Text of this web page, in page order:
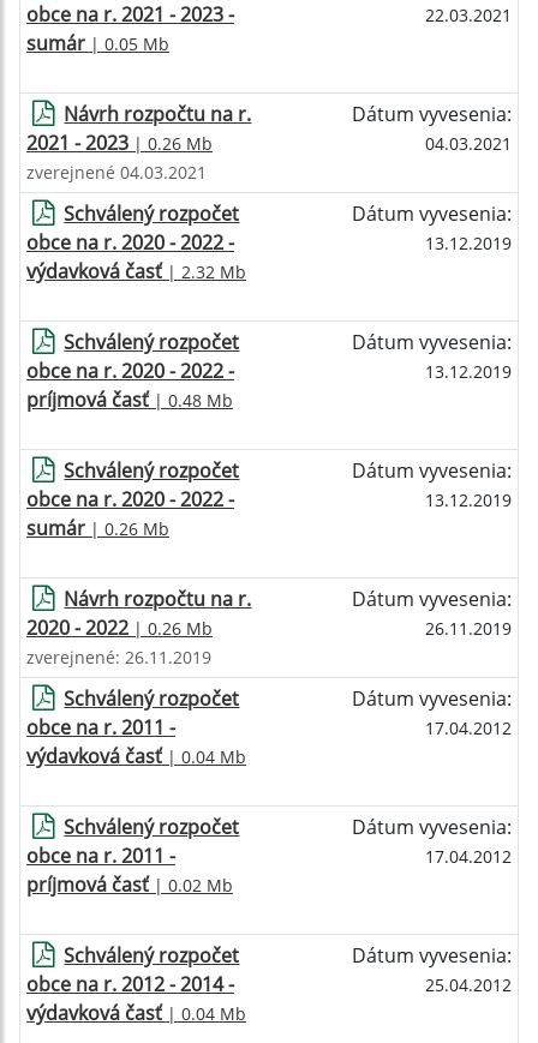
obce na r. 2021 - 2023 -
sumár | 0.05 Mb
22.03.2021
Návrh rozpočtu na r.
2021 - 2023 | 0.26 Mb
Dátum vyvesenia:
04.03.2021
zverejnené 04.03.2021
Schválený rozpočet
obce na r. 2020 - 2022 -
výdavková časť| 2.32 Mb
Dátum vyvesenia:
13.12.2019
Schválený rozpočet
obce na r. 2020 - 2022 -
príjmová časť| 0.48 Mb
Dátum vyvesenia:
13.12.2019
Schválený rozpočet
obce na r. 2020 - 2022 -
sumár | 0.26 Mb
Dátum vyvesenia:
13.12.2019
Návrh rozpočtu na r.
2020 - 2022 | 0.26 Mb
Dátum vyvesenia:
26.11.2019
zverejnené: 26.11.2019
Schválený rozpočet
obce na r. 2011 -
výdavková časť| 0.04 Mb
Dátum vyvesenia:
17.04.2012
Schválený rozpočet
obce na r. 2011 -
príjmová časť| 0.02 Mb
Dátum vyvesenia:
17.04.2012
Schválený rozpočet
obce na r. 2012 - 2014 -
výdavková časť| 0.04 Mb
Dátum vyvesenia:
25.04.2012